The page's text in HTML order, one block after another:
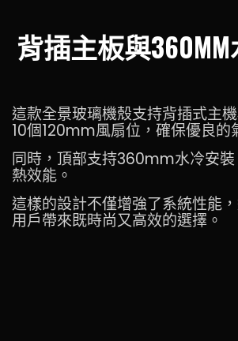
背插主板與
這款全景玻璃機殼支持背插式主
10個120mm風扇位，確保優良的
同時，頂部支持360mm水冷安
熱效能。
這樣的設計不僅增強了系統性能
用戶帶來既時尚又高效的選擇。